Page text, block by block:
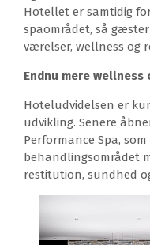
Hotellet er samtidig
spaområdet, så
værelser, wellness og
Endnu mere
Hoteludvidelsen er
udvikling. Senere
Performance Spa,
behandlingsområdet
restitution, sundhed